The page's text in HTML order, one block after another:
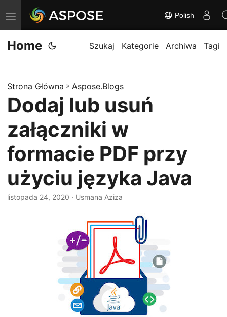
P
r
z
ą
c
n
a
w
i
g
a
Polish
Home Szukaj Kategorie Archiwa Tagi
Strona Główna » Aspose.Blogs
Dodaj lub usuń
załączniki w
formacie PDF przy
użyciu języka Java
listopada 24, 2020 · Usmana Aziza